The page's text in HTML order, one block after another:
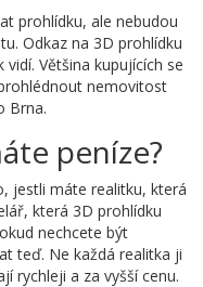
prohlídku, ale nebudou
Odkaz na 3D prohlídku
Většina kupujících se
nemovitost
Brna.
peníze?
jestli máte realitku, která
která 3D prohlídku
nechcete být
teď. Ne každá realitka ji
rychleji a za vyšší cenu.